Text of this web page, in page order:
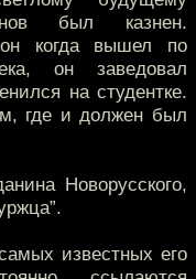
был казнен.
когда вышел по
он заведовал
на студентке.
где и должен был
Новорусского,
известных его